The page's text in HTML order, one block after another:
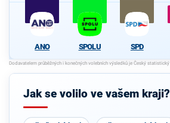
ANO SPOLU SPD
Jak se volilo ve vašem kraji?